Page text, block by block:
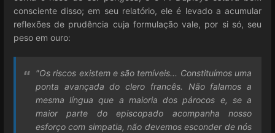
consciente disso; em seu relatório, ele é levado a acumular
reflexões de prudência cuja formulação vale, por si só, seu
peso em ouro:
"Os riscos existem e são temíveis... Constituímos uma
ponta avançada do clero francês. Não falamos a
mesma língua que a maioria dos párocos e, se a
maior parte do episcopado acompanha nosso
esforço com simpatia, não devemos esconder de nós